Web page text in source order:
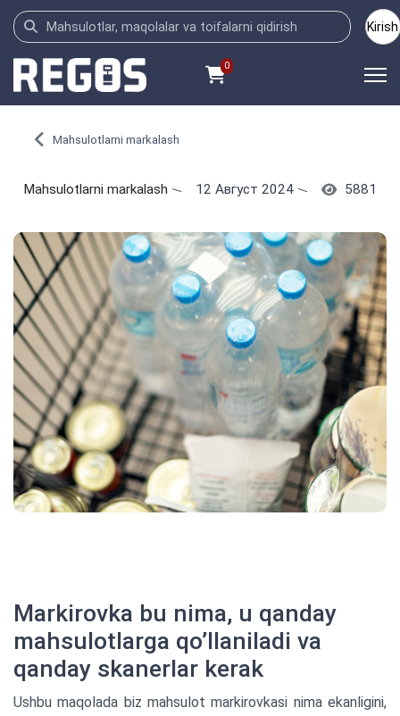
Kirish
0
Mahsulotlarni markalash
Markirovka bu nima, u qanday
mahsulotlarga qo’llaniladi va
qanday skanerlar kerak
Mahsulotlarni markalash 12 Август 2024 5881
Ushbu maqolada biz mahsulot markirovkasi nima ekanligini,